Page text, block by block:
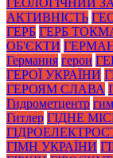
ГЕОЛОГІЧНИЙ
АКТИВНІСТЬ
ГЕРБ ГЕРБ
ОБ'ЄКТИ
Германия герои
ГЕРОЇ УКРАЇНИ
ГЕРОЯМ СЛАВА
Гидрометцентр
Гитлер ГІДНЕ
ГІМН УКРАЇНИ